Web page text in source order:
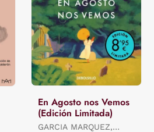
En Agosto nos Vemos
(Edición Limitada)
GARCIA MARQUEZ,